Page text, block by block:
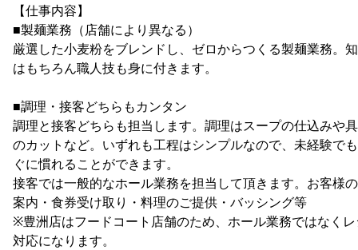
【仕事内容】
■製麺業務（店舗により異なる）
厳選した小麦粉をブレンドし、ゼロからつくる製麺業務。
はもちろん職人技も身に付きます。
■調理・接客どちらもカンタン
調理と接客どちらも担当します。調理はスープの仕込みや
のカットなど。いずれも工程はシンプルなので、未経験で
ぐに慣れることができます。
接客では一般的なホール業務を担当して頂きます。お客様
案内・食券受け取り・料理のご提供・バッシング等
※豊洲店はフードコート店舗のため、ホール業務ではなく
対応になります。